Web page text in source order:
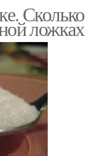
Сколько
ложках